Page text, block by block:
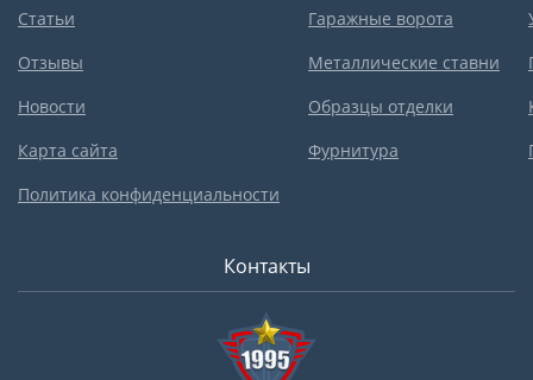
Статьи
Отзывы
Новости
Карта сайта
Политика конфиденциальности
Гаражные ворота
Металлические ставни
Образцы отделки
Фурнитура
Контакты